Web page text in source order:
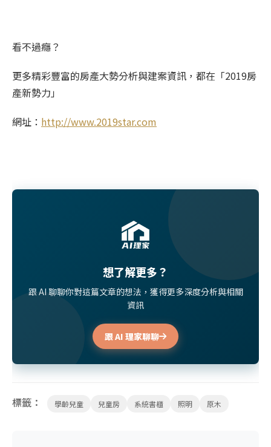
看不過癮？
更多精彩豐富的房產大勢分析與建案資訊，都在「2019房
產新勢力」
網址： http://www.2019star.com
想了解更多？
跟 AI 聊聊你對這篇文章的想法，獲得更多深度分析與相關
資訊
跟 AI 理家聊聊
標籤： 學齡兒童 兒童房 系統書櫃 照明 原木